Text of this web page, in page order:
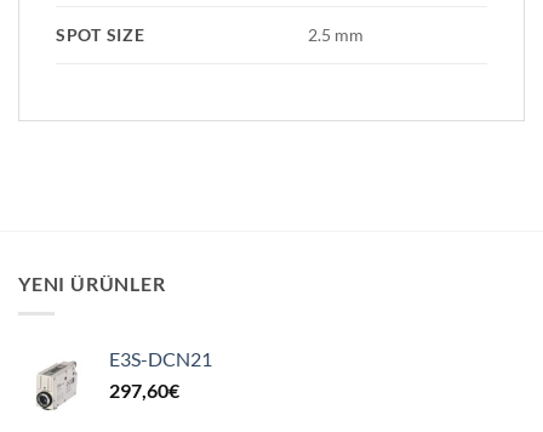
SPOT SIZE 2.5 mm
YENI ÜRÜNLER
E3S-DCN21
297,60€